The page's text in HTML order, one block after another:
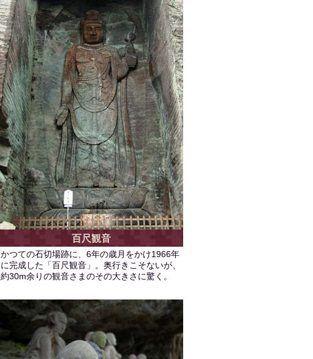
百尺観音
かつての石切場跡に、6年の歳月をかけ1966年
に完成した「百尺観音」。奥行きこそないが、
約30m余りの観音さまのその大きさに驚く。